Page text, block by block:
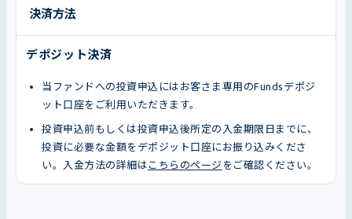
決済方法
デポジット決済
当ファンドへの投資申込にはお客さま専用のFundsデポジ
ット口座をご利用いただきます。
投資申込前もしくは投資申込後所定の入金期限日までに、
投資に必要な金額をデポジット口座にお振り込みくださ
い。入金方法の詳細は こちらのページ をご確認ください。